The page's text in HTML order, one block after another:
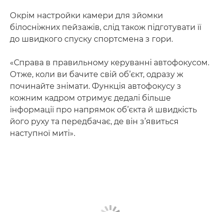
Окрім настройки камери для зйомки
білосніжних пейзажів, слід також підготувати її
до швидкого спуску спортсмена з гори.
«Справа в правильному керуванні автофокусом.
Отже, коли ви бачите свій об’єкт, одразу ж
починайте знімати. Функція автофокусу з
кожним кадром отримує дедалі більше
інформації про напрямок об’єкта й швидкість
його руху та передбачає, де він з’явиться
наступної миті».